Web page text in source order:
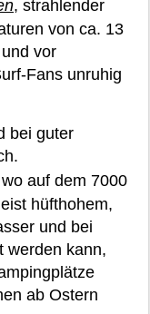
, strahlender
von ca. 13
vor
Fans unruhig
bei guter
auf dem 7000
hüfthohem,
und bei
werden kann,
ab Ostern